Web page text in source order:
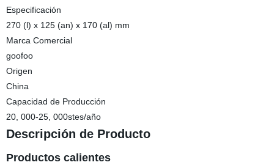
Especificación
270 (l) x 125 (an) x 170 (al) mm
Marca Comercial
goofoo
Origen
China
Capacidad de Producción
20, 000-25, 000stes/año
Descripción de Producto
Productos calientes